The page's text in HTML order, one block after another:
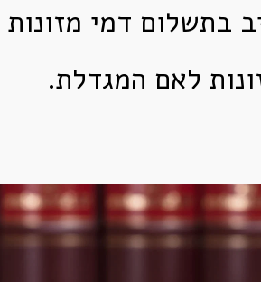
בתשלום דמי
לאם המגדלת.